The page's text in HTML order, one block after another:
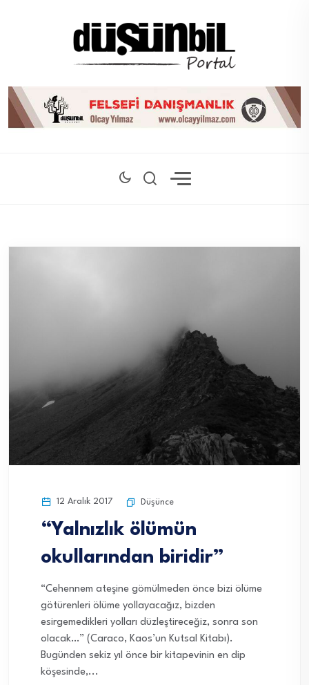
12 Aralık 2017 Düşünce
“Yalnızlık ölümün
okullarından biridir”
“Cehennem ateşine gömülmeden önce bizi ölüme
götürenleri ölüme yollayacağız, bizden
esirgemedikleri yolları düzleştireceğiz, sonra son
olacak…” (Caraco, Kaos’un Kutsal Kitabı).
Bugünden sekiz yıl önce bir kitapevinin en dip
köşesinde,...